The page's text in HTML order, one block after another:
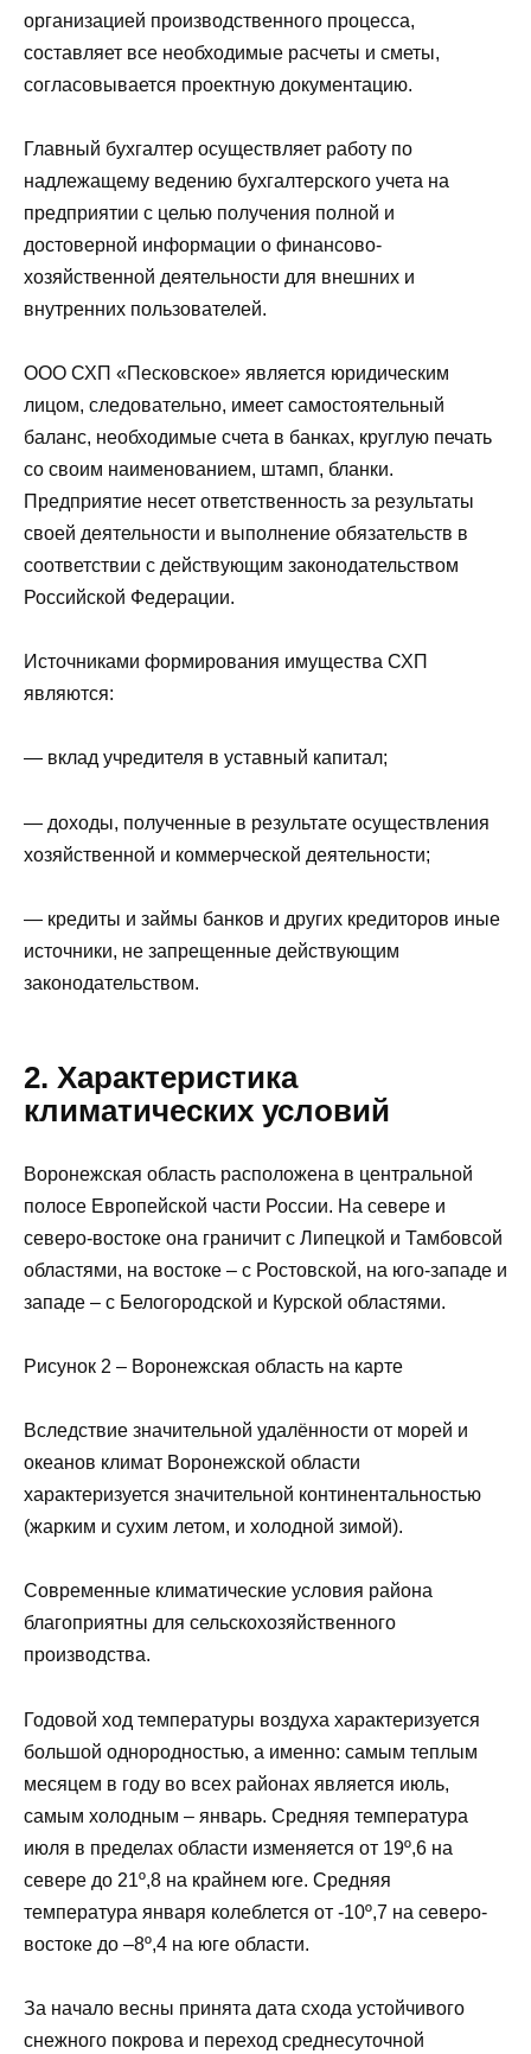
организацией производственного процесса,
составляет все необходимые расчеты и сметы,
согласовывается проектную документацию.
Главный бухгалтер осуществляет работу по
надлежащему ведению бухгалтерского учета на
предприятии с целью получения полной и
достоверной информации о финансово-
хозяйственной деятельности для внешних и
внутренних пользователей.
ООО СХП «Песковское» является юридическим
лицом, следовательно, имеет самостоятельный
баланс, необходимые счета в банках, круглую печать
со своим наименованием, штамп, бланки.
Предприятие несет ответственность за результаты
своей деятельности и выполнение обязательств в
соответствии с действующим законодательством
Российской Федерации.
Источниками формирования имущества СХП
являются:
— вклад учредителя в уставный капитал;
— доходы, полученные в результате осуществления
хозяйственной и коммерческой деятельности;
— кредиты и займы банков и других кредиторов иные
источники, не запрещенные действующим
законодательством.
2. Характеристика
климатических условий
Воронежская область расположена в центральной
полосе Европейской части России. На севере и
северо-востоке она граничит с Липецкой и Тамбовсой
областями, на востоке – с Ростовской, на юго-западе и
западе – с Белогородской и Курской областями.
Рисунок 2 – Воронежская область на карте
Вследствие значительной удалённости от морей и
океанов климат Воронежской области
характеризуется значительной континентальностью
(жарким и сухим летом, и холодной зимой).
Современные климатические условия района
благоприятны для сельскохозяйственного
производства.
Годовой ход температуры воздуха характеризуется
большой однородностью, а именно: самым теплым
месяцем в году во всех районах является июль,
самым холодным – январь. Средняя температура
июля в пределах области изменяется от 19º,6 на
севере до 21º,8 на крайнем юге. Средняя
температура января колеблется от -10º,7 на северо-
востоке до –8º,4 на юге области.
За начало весны принята дата схода устойчивого
снежного покрова и переход среднесуточной